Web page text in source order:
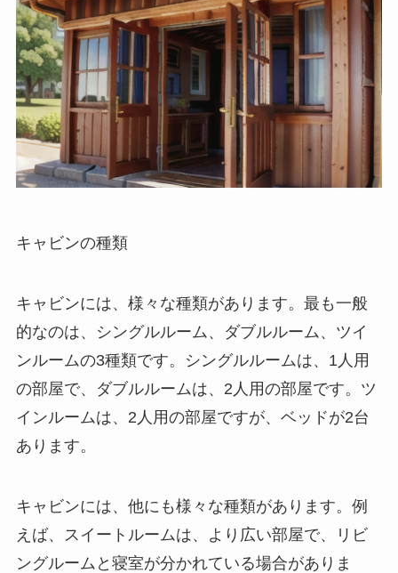
キャビンの種類
キャビンには、様々な種類があります。最も一般
的なのは、シングルルーム、ダブルルーム、ツイ
ンルームの3種類です。シングルルームは、1人用
の部屋で、ダブルルームは、2人用の部屋です。ツ
インルームは、2人用の部屋ですが、ベッドが2台
あります。
キャビンには、他にも様々な種類があります。例
えば、スイートルームは、より広い部屋で、リビ
ングルームと寝室が分かれている場合がありま